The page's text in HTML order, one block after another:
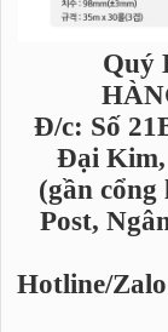
Quý
Đ/c: Số
Đại Kim,
(gần
Post,
Hotline/